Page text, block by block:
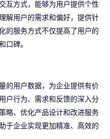
互方式，能够为用户提供个性
解用户的需求和偏好，提供针
的服务方式不仅提高了用户的
口碑。
的用户数据，为企业提供有价
户行为、需求和反馈的深入分
略、优化产品设计和改进服务
于企业实现更加精准、高效的